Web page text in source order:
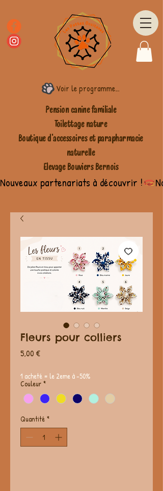
Voir le programme fidélité
Pension canine familiale
Toilettage nature
Boutique d'accessoires et parapharmacie
naturelle
Elevage Bouviers Bernois
Nouveaux partenariats à découvrir !
Fleurs pour colliers
5,00 €Prix
1 acheté = le 2eme à -50%
Couleur *
Quantité *